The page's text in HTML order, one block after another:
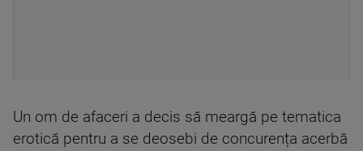
Un om de afaceri a decis să meargă pe tematica
erotică pentru a se deosebi de concurența acerbă